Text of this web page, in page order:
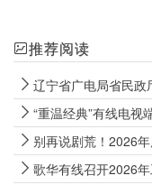
推荐阅读
辽宁省广电局省民政厅省残联联
“重温经典”有线电视
别再说剧荒！2026
歌华有线召开2026